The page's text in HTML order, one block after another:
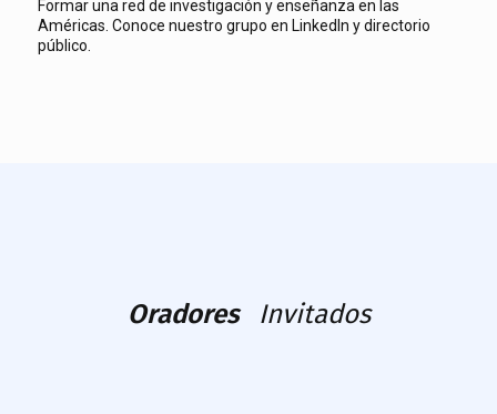
Formar una red de investigación y enseñanza en las
Américas. Conoce nuestro grupo en LinkedIn y directorio
público.
Oradores Invitados